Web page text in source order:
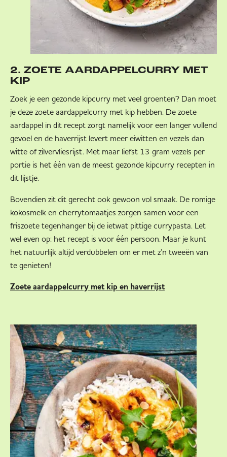
2. ZOETE AARDAPPELCURRY MET
KIP
Zoek je een gezonde kipcurry met veel groenten? Dan moet
je deze zoete aardappelcurry met kip hebben. De zoete
aardappel in dit recept zorgt namelijk voor een langer vullend
gevoel en de haverrijst levert meer eiwitten en vezels dan
witte of zilvervliesrijst. Met maar liefst 13 gram vezels per
portie is het één van de meest gezonde kipcurry recepten in
dit lijstje.
Bovendien zit dit gerecht ook gewoon vol smaak. De romige
kokosmelk en cherrytomaatjes zorgen samen voor een
friszoete tegenhanger bij de ietwat pittige currypasta. Let
wel even op: het recept is voor één persoon. Maar je kunt
het natuurlijk altijd verdubbelen om er met z’n tweeën van
te genieten!
Zoete aardappelcurry met kip en haverrijst